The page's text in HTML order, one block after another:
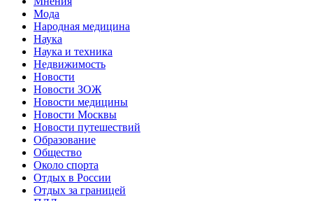
Мода
Народная медицина
Наука
Наука и техника
Недвижимость
Новости
Новости ЗОЖ
Новости медицины
Новости Москвы
Новости путешествий
Образование
Общество
Около спорта
Отдых в России
Отдых за границей